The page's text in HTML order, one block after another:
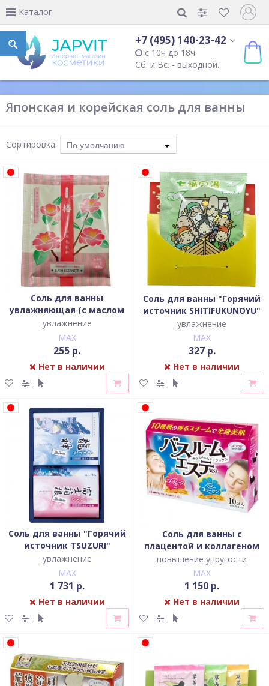
Каталог
+7 (495) 140-23-42
с 10ч до 18ч
Сб. и Вс. - выходной.
Японская и корейская соль для ванны
Сортировка: По умолчанию
Соль для ванны
увлажняющая (с маслом
камелии)
увлажнение
MAX
255 р.
Нет в наличии
Соль для ванны "Горячий
источник SHITIFUKUNOYU"
(аромат сосны)
увлажнение
MAX
327 р.
Нет в наличии
Соль для ванны "Горячий
источник TSUZURI"
(аромат свежести)
увлажнение
MAX
1 731 р.
Нет в наличии
Соль для ванны с
плацентой и коллагеном
(10 ароматов)
повышение упругости
MAX
1 150 р.
Нет в наличии